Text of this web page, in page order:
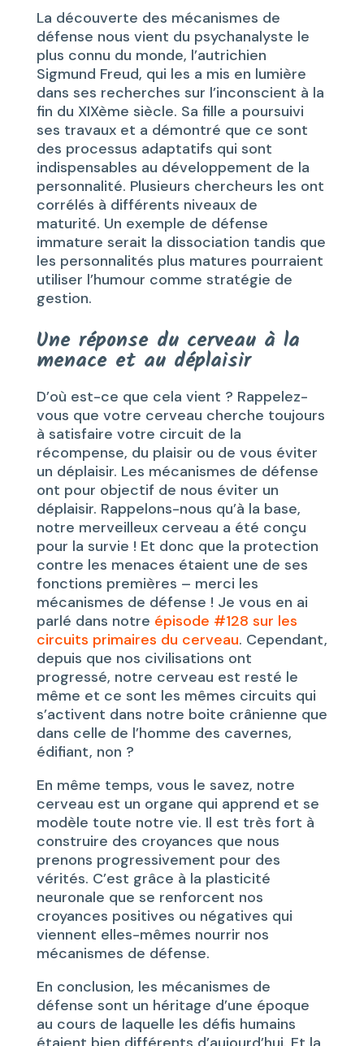
La découverte des mécanismes de
défense nous vient du psychanalyste le
plus connu du monde, l’autrichien
Sigmund Freud, qui les a mis en lumière
dans ses recherches sur l’inconscient à la
fin du XIXème siècle. Sa fille a poursuivi
ses travaux et a démontré que ce sont
des processus adaptatifs qui sont
indispensables au développement de la
personnalité. Plusieurs chercheurs les ont
corrélés à différents niveaux de
maturité. Un exemple de défense
immature serait la dissociation tandis que
les personnalités plus matures pourraient
utiliser l’humour comme stratégie de
gestion.
Une réponse du cerveau à la
menace et au déplaisir
D’où est-ce que cela vient ? Rappelez-
vous que votre cerveau cherche toujours
à satisfaire votre circuit de la
récompense, du plaisir ou de vous éviter
un déplaisir. Les mécanismes de défense
ont pour objectif de nous éviter un
déplaisir. Rappelons-nous qu’à la base,
notre merveilleux cerveau a été conçu
pour la survie ! Et donc que la protection
contre les menaces étaient une de ses
fonctions premières – merci les
mécanismes de défense ! Je vous en ai
parlé dans notre épisode #128 sur les
circuits primaires du cerveau. Cependant,
depuis que nos civilisations ont
progressé, notre cerveau est resté le
même et ce sont les mêmes circuits qui
s’activent dans notre boite crânienne que
dans celle de l’homme des cavernes,
édifiant, non ?
En même temps, vous le savez, notre
cerveau est un organe qui apprend et se
modèle toute notre vie. Il est très fort à
construire des croyances que nous
prenons progressivement pour des
vérités. C’est grâce à la plasticité
neuronale que se renforcent nos
croyances positives ou négatives qui
viennent elles-mêmes nourrir nos
mécanismes de défense.
En conclusion, les mécanismes de
défense sont un héritage d’une époque
au cours de laquelle les défis humains